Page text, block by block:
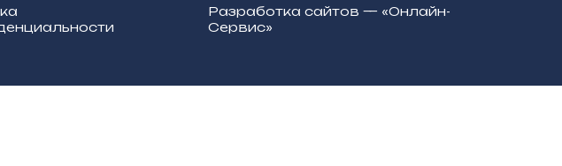
Разработка сайтов — «Онлайн-
Сервис»